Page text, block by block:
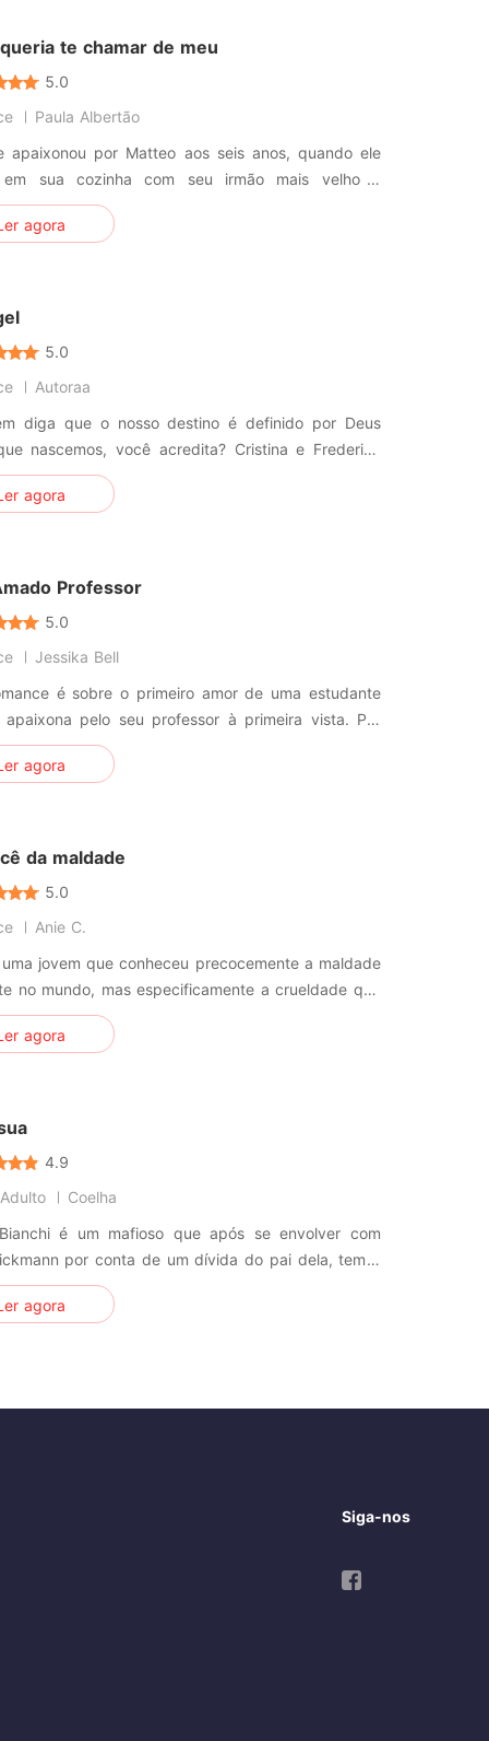
te chamar de meu
5.0
Paula Albertão
apaixonou por Matteo aos seis anos, quando ele
em sua cozinha com seu irmão mais velho e
a fazer parte de suas vidas. Aos dezesseis anos,
de esperar que o garoto perceba por conta
agora
5.0
Autoraa
diga que o nosso destino é definido por Deus
nascemos, você acredita? Cristina e Frederico
lutar contra os desvios de seus caminhos para
um grande amor.
agora
Professor
5.0
Jessika Bell
é sobre o primeiro amor de uma estudante
pelo seu professor à primeira vista. Por
de idade entre os dois, será difícil eles se
Júlio irá se encantar por sua aluna, mas ele
agora
da maldade
5.0
Anie C.
jovem que conheceu precocemente a maldade
no mundo, mas especificamente a crueldade que
do ser humano. E em um dia comum a sua
e Luna não só vê como também é vítima da
agora
4.9
Coelha
é um mafioso que após se envolver com
por conta de um dívida do pai dela, tem a
de cabeça pra baixo e o coração roubado mas
demônio italiano fará quando perder tudo que
agora
Siga-nos